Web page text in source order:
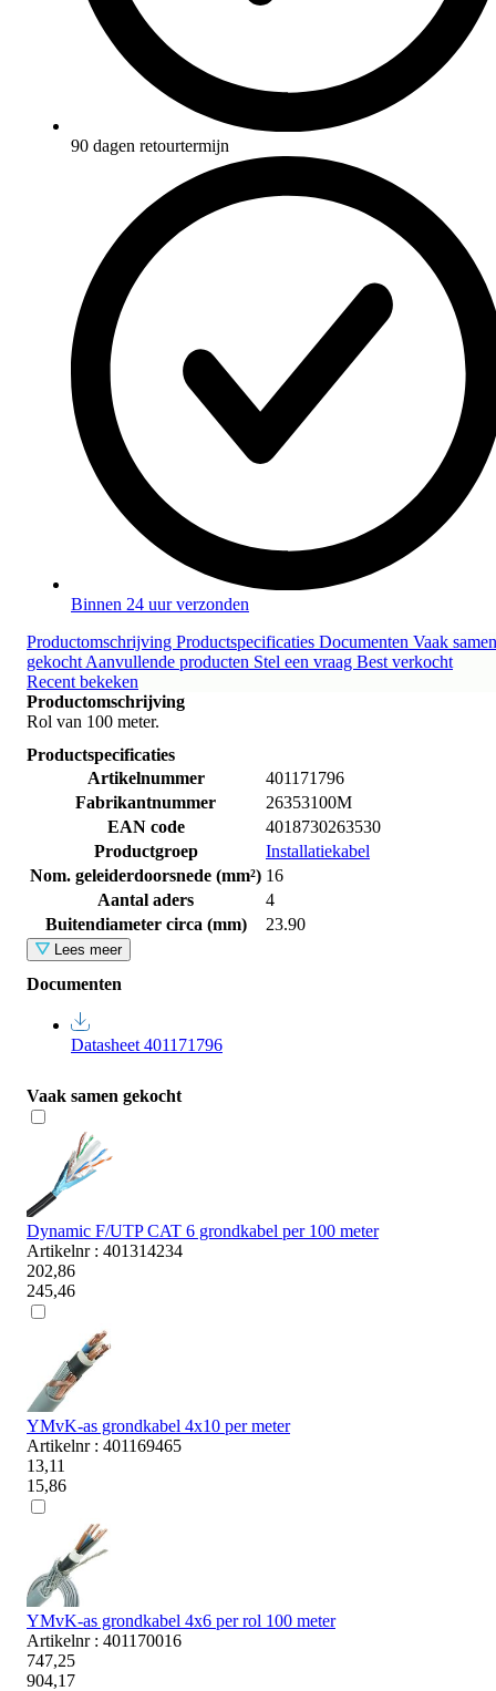
90 dagen retourtermijn
Binnen 24 uur verzonden
Productomschrijving Productspecificaties Documenten Vaak samen
gekocht Aanvullende producten Stel een vraag Best verkocht
Recent bekeken
Productomschrijving
Rol van 100 meter.
Productspecificaties
Artikelnummer
401171796
Fabrikantnummer
26353100M
EAN code
4018730263530
Productgroep
Installatiekabel
Nom. geleiderdoorsnede (mm²) 16
Aantal aders
4
Buitendiameter circa (mm)
23.90
Lees meer
Documenten
Datasheet 401171796
Vaak samen gekocht
Dynamic F/UTP CAT 6 grondkabel per 100 meter
Artikelnr : 401314234
202,86
245,46
YMvK-as grondkabel 4x10 per meter
Artikelnr : 401169465
13,11
15,86
YMvK-as grondkabel 4x6 per rol 100 meter
Artikelnr : 401170016
747,25
904,17